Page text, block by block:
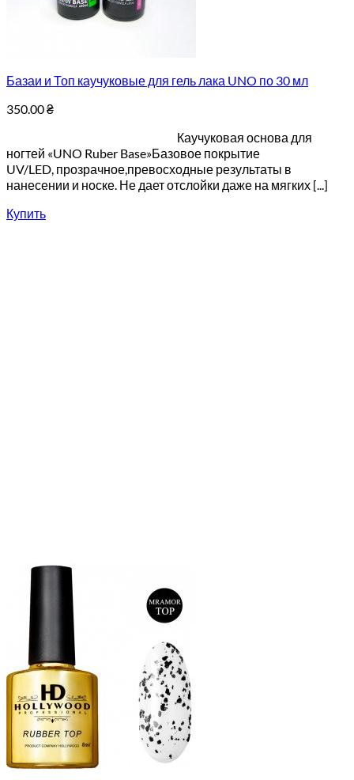
Базаи и Топ каучуковые для гель лака UNO по 30 мл
350.00₴
Каучуковая основа для
ногтей «UNO Ruber Base»Базовое покрытие
UV/LED, прозрачное,превосходные результаты в
нанесении и носке. Не дает отслойки даже на мягких [...]
Купить